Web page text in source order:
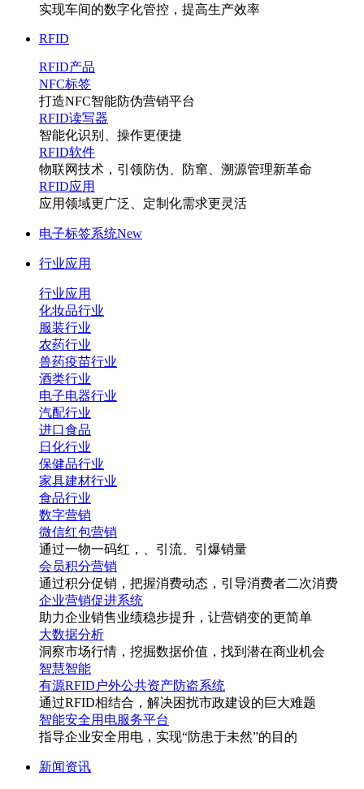
实现车间的数字化管控，提高生产效率
RFID
RFID产品
NFC标签
打造NFC智能防伪营销平台
RFID读写器
智能化识别、操作更便捷
RFID软件
物联网技术，引领防伪、防窜、溯源管理新革命
RFID应用
应用领域更广泛、定制化需求更灵活
电子标签系统New
行业应用
行业应用
化妆品行业
服装行业
农药行业
兽药疫苗行业
酒类行业
电子电器行业
汽配行业
进口食品
日化行业
保健品行业
家具建材行业
食品行业
数字营销
微信红包营销
通过一物一码红 ，
、引流、引爆销量
会员积分营销
通过积分促销，把握消费动态，引导消费者二次消费
企业营销促进系统
助力企业销售业绩稳步提升，让营销变的更简单
大数据分析
洞察市场行情，挖掘数据价值，找到潜在商业机会
智慧智能
有源RFID户外公共资产防盗系统
通过RFID相结合，解决困扰市政建设的巨大难题
智能安全用电服务平台
指导企业安全用电，实现“防患于未然”的目的
新闻资讯